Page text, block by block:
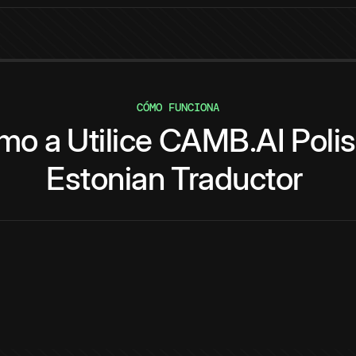
CÓMO FUNCIONA
a Utilice CAMB.AI
Estonian Traductor